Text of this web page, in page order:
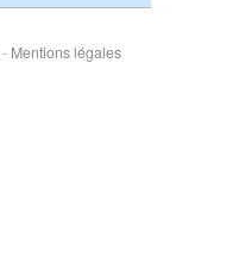
- Mentions légales